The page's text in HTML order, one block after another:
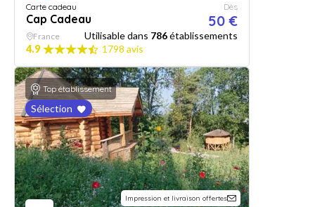
Carte cadeau
Cap Cadeau
Dès
50 €
France Utilisable dans 786établissements
4.9
1798 avis
Top établissement
Sélection
Impression et livraison offertes